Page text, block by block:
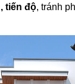
tiến độ, tránh